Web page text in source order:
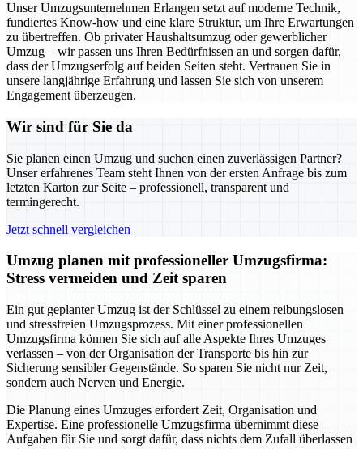
Unser Umzugsunternehmen Erlangen setzt auf moderne Technik,
fundiertes Know-how und eine klare Struktur, um Ihre Erwartungen
zu übertreffen. Ob privater Haushaltsumzug oder gewerblicher
Umzug – wir passen uns Ihren Bedürfnissen an und sorgen dafür,
dass der Umzugserfolg auf beiden Seiten steht. Vertrauen Sie in
unsere langjährige Erfahrung und lassen Sie sich von unserem
Engagement überzeugen.
Wir sind für Sie da
Sie planen einen Umzug und suchen einen zuverlässigen Partner?
Unser erfahrenes Team steht Ihnen von der ersten Anfrage bis zum
letzten Karton zur Seite – professionell, transparent und
termingerecht.
Jetzt schnell vergleichen
Umzug planen mit professioneller Umzugsfirma:
Stress vermeiden und Zeit sparen
Ein gut geplanter Umzug ist der Schlüssel zu einem reibungslosen
und stressfreien Umzugsprozess. Mit einer professionellen
Umzugsfirma können Sie sich auf alle Aspekte Ihres Umzuges
verlassen – von der Organisation der Transporte bis hin zur
Sicherung sensibler Gegenstände. So sparen Sie nicht nur Zeit,
sondern auch Nerven und Energie.
Die Planung eines Umzuges erfordert Zeit, Organisation und
Expertise. Eine professionelle Umzugsfirma übernimmt diese
Aufgaben für Sie und sorgt dafür, dass nichts dem Zufall überlassen